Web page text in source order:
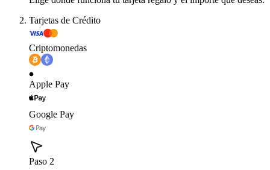
Tarjetas de Crédito
Criptomonedas
Apple Pay
Google Pay
Paso 2